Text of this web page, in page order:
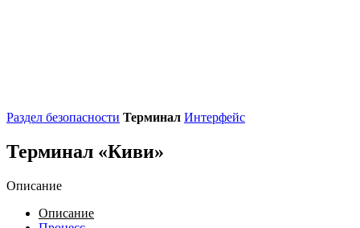
Раздел безопасности Терминал Интерфейс
Терминал «Киви»
Описание
Описание